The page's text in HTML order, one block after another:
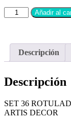
Añadir al
Descripción
Descripción
SET 36
ARTIS DECOR